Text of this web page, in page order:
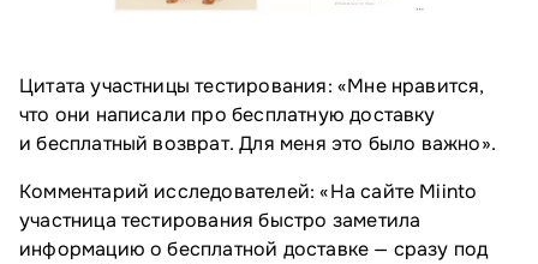
Цитата участницы тестирования: «Мне нравится,
что они написали про бесплатную доставку
и бесплатный возврат. Для меня это было важно».
Комментарий исследователей: «На сайте Miinto
участница тестирования быстро заметила
информацию о бесплатной доставке — сразу под